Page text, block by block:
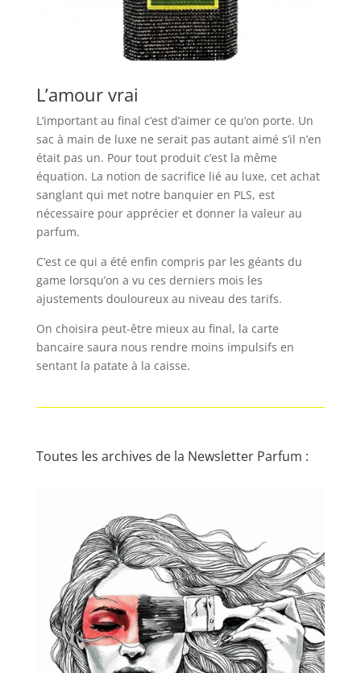
L’amour vrai
L’important au final c’est d’aimer ce qu’on porte. Un
sac à main de luxe ne serait pas autant aimé s’il n’en
était pas un. Pour tout produit c’est la même
équation. La notion de sacrifice lié au luxe, cet achat
sanglant qui met notre banquier en PLS, est
nécessaire pour apprécier et donner la valeur au
parfum.
C’est ce qui a été enfin compris par les géants du
game lorsqu’on a vu ces derniers mois les
ajustements douloureux au niveau des tarifs.
On choisira peut-être mieux au final, la carte
bancaire saura nous rendre moins impulsifs en
sentant la patate à la caisse.
Toutes les archives de la Newsletter Parfum :